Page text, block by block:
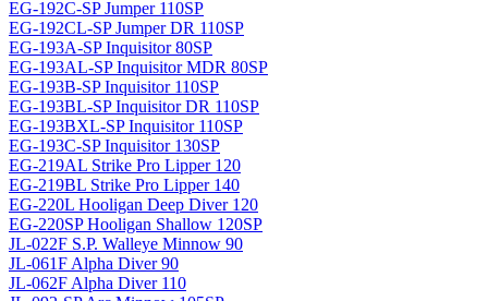
EG-192C-SP Jumper 110SP
EG-192CL-SP Jumper DR 110SP
EG-193A-SP Inquisitor 80SP
EG-193AL-SP Inquisitor MDR 80SP
EG-193B-SP Inquisitor 110SP
EG-193BL-SP Inquisitor DR 110SP
EG-193BXL-SP Inquisitor 110SP
EG-193C-SP Inquisitor 130SP
EG-219AL Strike Pro Lipper 120
EG-219BL Strike Pro Lipper 140
EG-220L Hooligan Deep Diver 120
EG-220SP Hooligan Shallow 120SP
JL-022F S.P. Walleye Minnow 90
JL-061F Alpha Diver 90
JL-062F Alpha Diver 110